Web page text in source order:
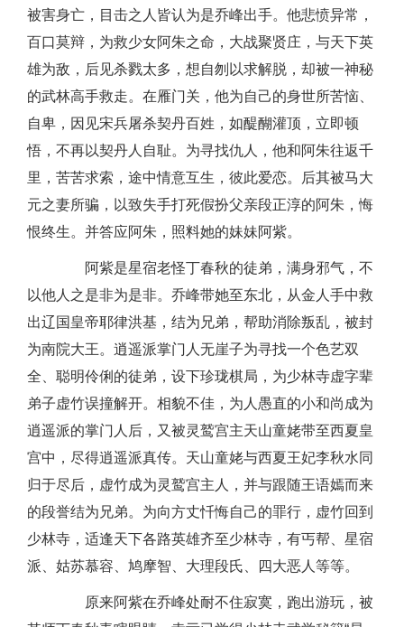
被害身亡，目击之人皆认为是乔峰出手。他悲愤异常，
百口莫辩，为救少女阿朱之命，大战聚贤庄，与天下英
雄为敌，后见杀戮太多，想自刎以求解脱，却被一神秘
的武林高手救走。在雁门关，他为自己的身世所苦恼、
自卑，因见宋兵屠杀契丹百姓，如醍醐灌顶，立即顿
悟，不再以契丹人自耻。为寻找仇人，他和阿朱往返千
里，苦苦求索，途中情意互生，彼此爱恋。后其被马大
元之妻所骗，以致失手打死假扮父亲段正淳的阿朱，悔
恨终生。并答应阿朱，照料她的妹妹阿紫。
阿紫是星宿老怪丁春秋的徒弟，满身邪气，不
以他人之是非为是非。乔峰带她至东北，从金人手中救
出辽国皇帝耶律洪基，结为兄弟，帮助消除叛乱，被封
为南院大王。逍遥派掌门人无崖子为寻找一个色艺双
全、聪明伶俐的徒弟，设下珍珑棋局，为少林寺虚字辈
弟子虚竹误撞解开。相貌不佳，为人愚直的小和尚成为
逍遥派的掌门人后，又被灵鹫宫主天山童姥带至西夏皇
宫中，尽得逍遥派真传。天山童姥与西夏王妃李秋水同
归于尽后，虚竹成为灵鹫宫主人，并与跟随王语嫣而来
的段誉结为兄弟。为向方丈忏悔自己的罪行，虚竹回到
少林寺，适逢天下各路英雄齐至少林寺，有丐帮、星宿
派、姑苏慕容、鸠摩智、大理段氏、四大恶人等等。
原来阿紫在乔峰处耐不住寂寞，跑出游玩，被